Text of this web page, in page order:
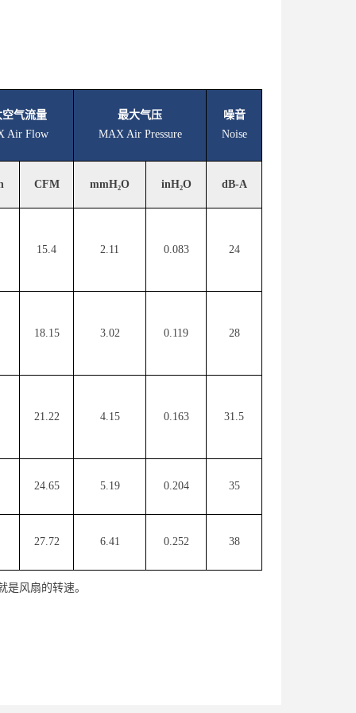
空气流量
Air Flow
最大气压
MAX Air Pressure
噪音
Noise
CFM mmH₂O inH₂O dB-A
15.4 2.11 0.083 24
18.15 3.02 0.119 28
21.22 4.15 0.163 31.5
24.65 5.19 0.204 35
27.72 6.41 0.252 38
是风扇的转速。